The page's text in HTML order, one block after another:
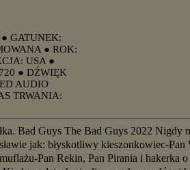
● GATUNEK:
● ROK:
USA ●
● DŹWIĘK
AUDIO
TRWANIA:
Bad Guys The Bad Guys 2022 Nigdy
jak: błyskotliwy kieszonkowiec-
Pan Rekin, Pan Pirania i hakerka